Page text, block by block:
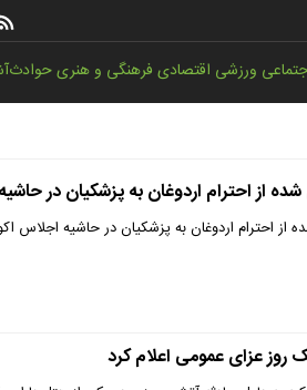
ورزشی اقتصادیفرهنگی و هنریحوادث
شده از احترام اردوغان به پزشکیان در
از احترام اردوغان به پزشکیان در حاشیه اجلاس
روز عزای عمومی اعلام کرد